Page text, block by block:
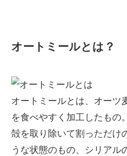
オートミールとは？
オートミールとは、オーツ
を食べやすく加工したもの。
殻を取り除いて割っただけ
うな状態のもの、シリアル